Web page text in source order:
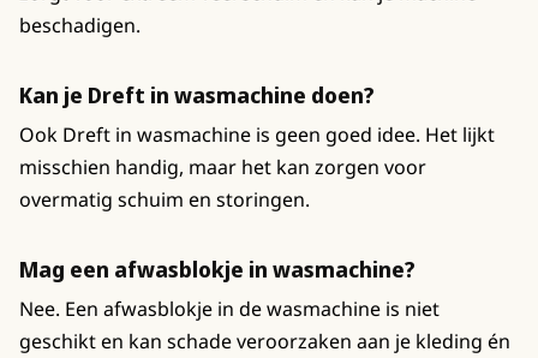
beschadigen.
Kan je Dreft in wasmachine doen?
Ook Dreft in wasmachine is geen goed idee. Het lijkt
misschien handig, maar het kan zorgen voor
overmatig schuim en storingen.
Mag een afwasblokje in wasmachine?
Nee. Een afwasblokje in de wasmachine is niet
geschikt en kan schade veroorzaken aan je kleding én